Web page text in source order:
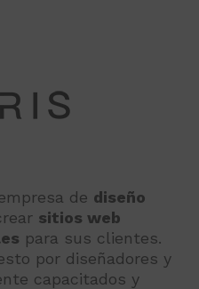
de diseño
sitios web
para sus clientes.
por diseñadores y
capacitados y